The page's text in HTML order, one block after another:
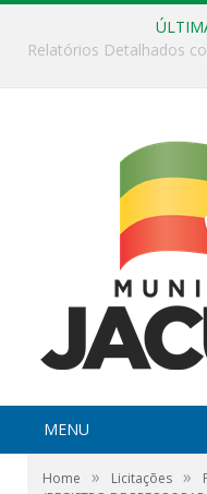
MENU
Home » Licitações »